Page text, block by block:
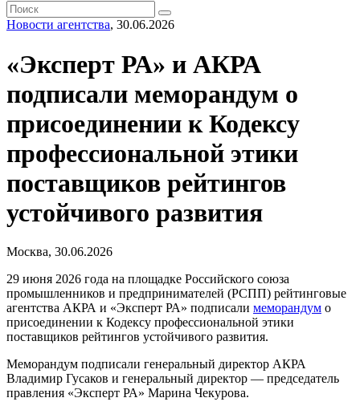
Новости агентства, 30.06.2026
«Эксперт РА» и АКРА
подписали меморандум о
присоединении к Кодексу
профессиональной этики
поставщиков рейтингов
устойчивого развития
Москва, 30.06.2026
29 июня 2026 года на площадке Российского союза
промышленников и предпринимателей (РСПП) рейтинговые
агентства АКРА и «Эксперт РА» подписали меморандум о
присоединении к Кодексу профессиональной этики
поставщиков рейтингов устойчивого развития.
Меморандум подписали генеральный директор АКРА
Владимир Гусаков и генеральный директор — председатель
правления «Эксперт РА» Марина Чекурова.